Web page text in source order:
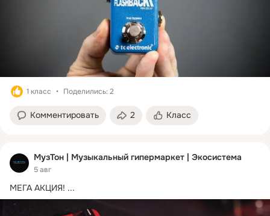
1 класс Поделились: 2
Комментировать 2 Класс
МузТон | Музыкальный гипермаркет | Экосистема
5 авг
МЕГА АКЦИЯ! ...